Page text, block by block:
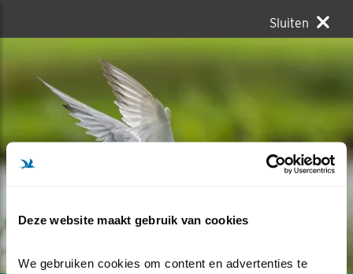
Deze website maakt gebruik van cookies
We gebruiken cookies om content en advertenties te
Sluiten